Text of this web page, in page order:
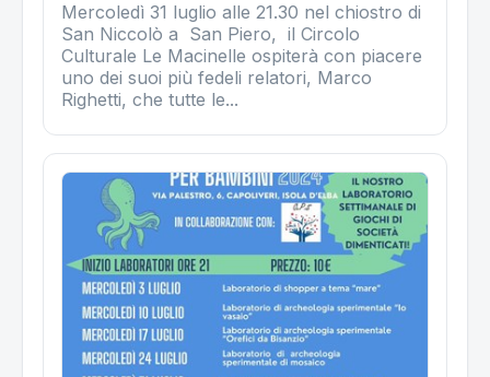
Mercoledì 31 luglio alle 21.30 nel chiostro di
San Niccolò a San Piero, il Circolo
Culturale Le Macinelle ospiterà con piacere
uno dei suoi più fedeli relatori, Marco
Righetti, che tutte le...